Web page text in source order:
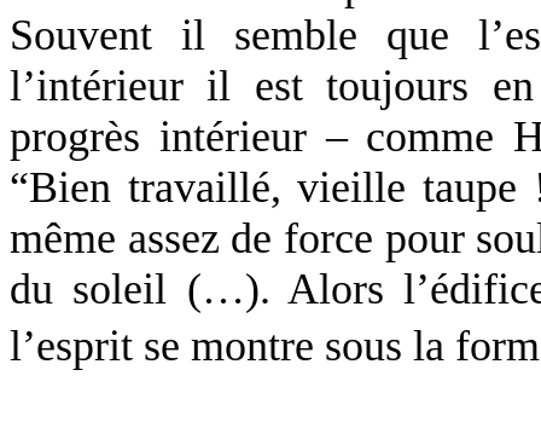
Souvent il semble que
l’intérieur il est toujours
progrès intérieur – comme
“Bien travaillé, vieille taupe
même assez de force pour
du soleil (…). Alors
l’esprit se montre sous la